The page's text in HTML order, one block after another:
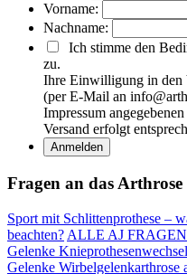
Vorname:
Nachname:
Ich stimme den
zu.
Ihre Einwilligung in den
(per E-Mail an
Impressum
Versand erfolgt
Fragen an das
Sport mit Schlittenprothese –
beachten? ALLE AJ FRAGEN
Gelenke Knieprothesenwechsel
Gelenke Wirbelgelenkarthrose